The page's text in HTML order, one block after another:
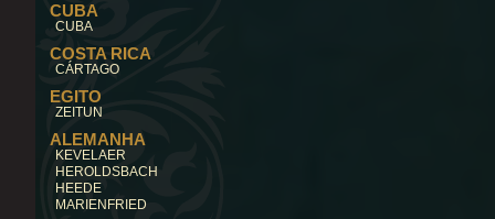
CUBA
CUBA
COSTA RICA
CÁRTAGO
EGITO
ZEITUN
ALEMANHA
KEVELAER
HEROLDSBACH
HEEDE
MARIENFRIED